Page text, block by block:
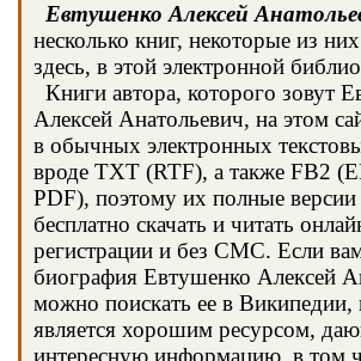
Евтушенко Алексей
несколько книг, некоторые из
здесь, в этой электронной
Книги автора, которого зовут
Алексей Анатольевич, на этом
в обычных электронных
вроде TXT (RTF), а также FB2
PDF), поэтому их полные
бесплатно скачать и читать
регистрации и без СМС. Если
биография Евтушенко Алексей
можно поискать ее в Википедии,
является хорошим ресурсом,
интересную информацию, в том